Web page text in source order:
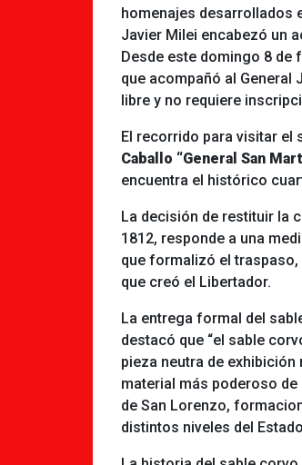
homenajes desarrollados
Javier Milei encabezó un
Desde este domingo 8 de
que acompañó al General
libre y no requiere
El recorrido para visitar el
Caballo “General San
encuentra el histórico
La decisión de restituir la
1812, responde a una
que formalizó el traspaso,
que creó el Libertador.
La entrega formal del
destacó que “el sable
pieza neutra de
material más poderoso
de San Lorenzo,
distintos niveles del